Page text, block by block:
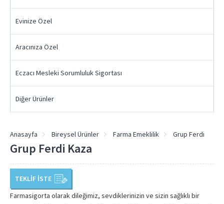
Evinize Özel
Aracınıza Özel
Eczacı Mesleki Sorumluluk Sigortası
Diğer Ürünler
Anasayfa Bireysel Ürünler Farma Emeklilik Grup Ferdi
Grup Ferdi Kaza
TEKLİF İSTE
Farmasigorta olarak dileğimiz, sevdiklerinizin ve sizin sağlıklı bir